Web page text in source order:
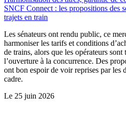
SNCF Connect : les propositions des
trajets en train
Les sénateurs ont rendu public, ce
harmoniser les tarifs et conditions
de trains, alors que les opérateurs
l’ouverture à la concurrence. Des
ont bon espoir de voir reprises par les
cadre.
Le 25 juin 2026